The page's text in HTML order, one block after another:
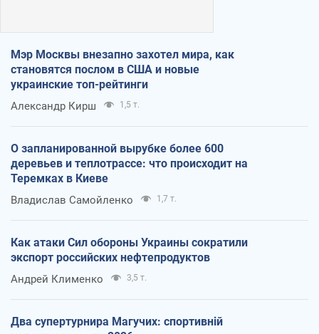
Мэр Москвы внезапно захотел мира, как
становятся послом в США и новые
украинские топ-рейтинги
Александр Кирш 1,5 т.
О запланированной вырубке более 600
деревьев и теплотрассе: что происходит на
Теремках в Киеве
Владислав Самойленко 1,7 т.
Как атаки Сил обороны Украины сократили
экспорт российских нефтепродуктов
Андрей Клименко 3,5 т.
Два супертурнира Магучих: спортивній